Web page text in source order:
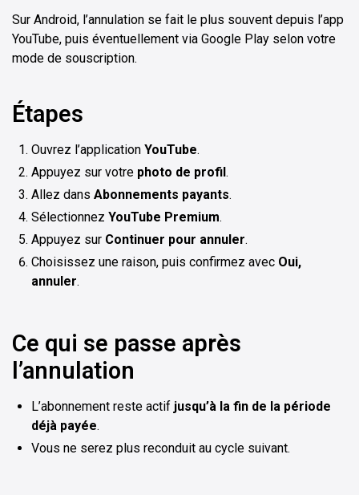
Sur Android, l’annulation se fait le plus souvent depuis l’app
YouTube, puis éventuellement via Google Play selon votre
mode de souscription.
Étapes
Ouvrez l’application YouTube.
Appuyez sur votre photo de profil.
Allez dans Abonnements payants.
Sélectionnez YouTube Premium.
Appuyez sur Continuer pour annuler.
Choisissez une raison, puis confirmez avec Oui,
annuler.
Ce qui se passe après
l’annulation
L’abonnement reste actif jusqu’à la fin de la période
déjà payée.
Vous ne serez plus reconduit au cycle suivant.